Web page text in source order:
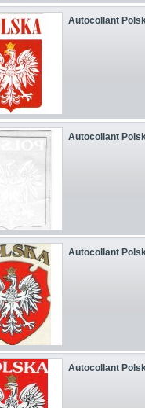
Autocollant
Autocollant
Autocollant
Autocollant